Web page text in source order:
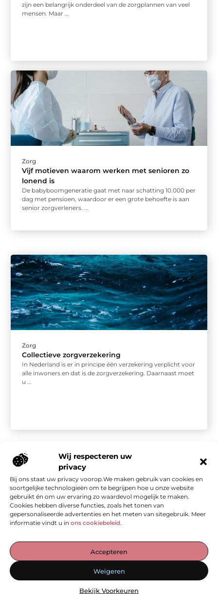
Wij respecteren uw
privacy
Bij ons staat uw privacy voorop.We maken gebruik van cookies en
soortgelijke technologieën om te begrijpen hoe u onze website
gebruikt én om uw ervaring zo waardevol mogelijk te maken.
Cookies hebben diverse functies, zoals het tonen van
gepersonaliseerde advertenties en het meten van sitegebruik. Meer
informatie vindt u in ons cookiebeleid.
Accepteren
Weigeren
Bekijk Voorkeuren
zijn een belangrijk onderdeel van de zorgplannen van veel
mensen. Maar ...
Zorg
Vijf motieven waarom werken met senioren zo
lonend is
De babyboomgeneratie gaat met naar schatting 10.000 per
dag met pensioen, waardoor er een grote behoefte is aan
senior zorgverleners. ...
Zorg
Collectieve zorgverzekering
In Nederland is er in principe één verzekering verplicht voor
alle inwoners en dat is de zorgverzekering. Daarnaast moet
u ...
De Verzamelplaats voor Blogs en Inzichten
— Ontdek inspirerende verhalen, praktische tips en waardevolle
artikelen, allemaal op één plek. Begin jouw leesreis vandaag op
Onze informatie